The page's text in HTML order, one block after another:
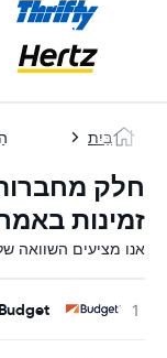
בַּיִת
חלק
זמינות
אנו מציעים השוואה
Budget